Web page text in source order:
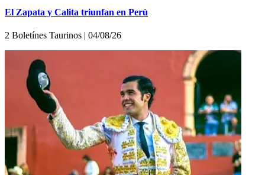
El Zapata y Calita triunfan en Perù
2 Boletínes Taurinos | 04/08/26